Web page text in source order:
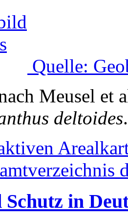
Quelle:
Meusel et
deltoides.
Schutz in